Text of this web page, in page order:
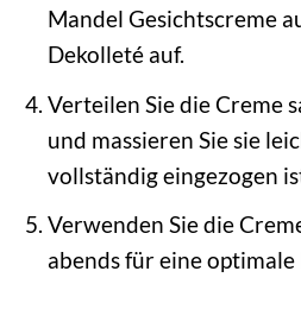
Mandel Gesichtscreme
Dekolleté auf.
Verteilen Sie die Creme
und massieren Sie sie
vollständig eingezogen
Verwenden Sie die
abends für eine optimale